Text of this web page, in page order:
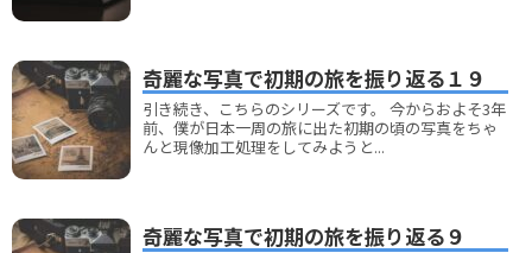
奇麗な写真で初期の旅を振り返る１９
引き続き、こちらのシリーズです。 今からおよそ3年
前、僕が日本一周の旅に出た初期の頃の写真をちゃ
んと現像加工処理をしてみようと...
奇麗な写真で初期の旅を振り返る９